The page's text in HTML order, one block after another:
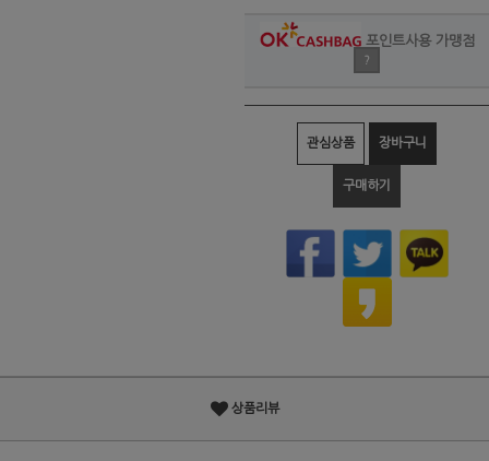
포인트사용 가맹점
?
관심상품 장바구니
구매하기
상품리뷰